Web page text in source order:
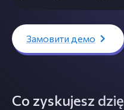
Замовити демо
Co zyskujesz